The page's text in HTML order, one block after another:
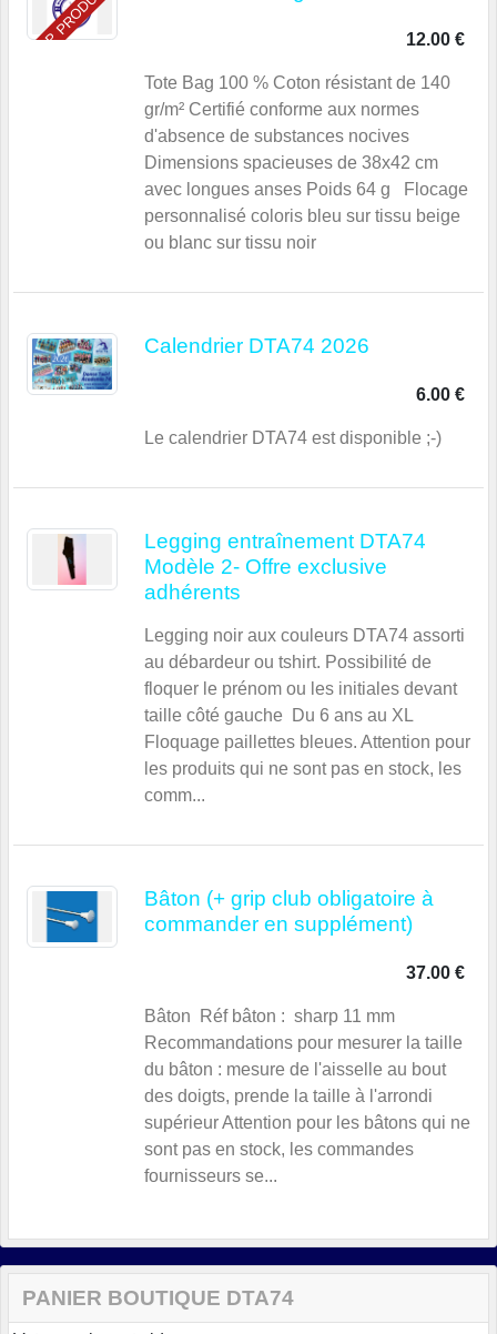
TOP PRODUIT 12.00 €
Tote Bag 100 % Coton résistant de 140
gr/m² Certifié conforme aux normes
d'absence de substances nocives
Dimensions spacieuses de 38x42 cm
avec longues anses Poids 64 g Flocage
personnalisé coloris bleu sur tissu beige
ou blanc sur tissu noir
Calendrier DTA74 2026
6.00 €
Le calendrier DTA74 est disponible ;-)
Legging entraînement DTA74
Modèle 2- Offre exclusive
adhérents
Legging noir aux couleurs DTA74 assorti
au débardeur ou tshirt. Possibilité de
floquer le prénom ou les initiales devant
taille côté gauche Du 6 ans au XL
Floquage paillettes bleues. Attention pour
les produits qui ne sont pas en stock, les
comm...
Bâton (+ grip club obligatoire à
commander en supplément)
37.00 €
Bâton Réf bâton : sharp 11 mm
Recommandations pour mesurer la taille
du bâton : mesure de l'aisselle au bout
des doigts, prende la taille à l'arrondi
supérieur Attention pour les bâtons qui ne
sont pas en stock, les commandes
fournisseurs se...
PANIER BOUTIQUE DTA74